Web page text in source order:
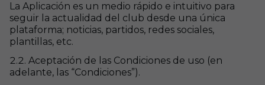
La Aplicación es un medio rápido e intuitivo para
seguir la actualidad del club desde una única
plataforma; noticias, partidos, redes sociales,
plantillas, etc.
2.2. Aceptación de las Condiciones de uso (en
adelante, las “Condiciones”).